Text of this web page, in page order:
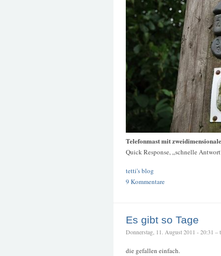
Telefonmast mit
Quick Response, „schnelle
tetti's blog
9 Kommentare
Es gibt so Tage
Donnerstag, 11. August 2011 - 20:31 –
die gefallen einfach.